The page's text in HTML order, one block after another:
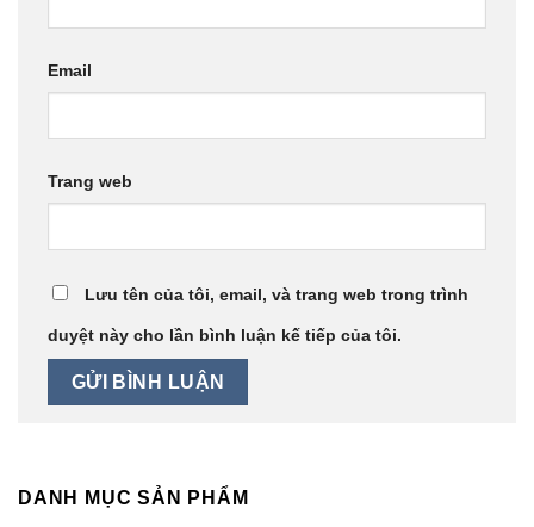
Email
Trang web
Lưu tên của tôi, email, và trang web trong trình
duyệt này cho lần bình luận kế tiếp của tôi.
DANH MỤC SẢN PHẨM